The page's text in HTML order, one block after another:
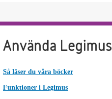
Använda Legimus
Så läser du våra böcker
Funktioner i Legimus